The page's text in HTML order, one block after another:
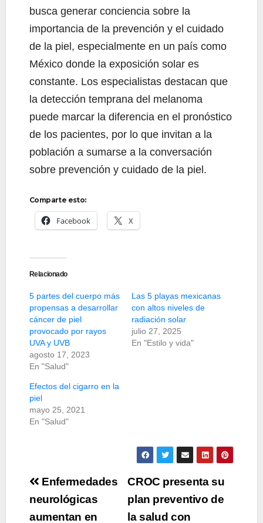
busca generar conciencia sobre la
importancia de la prevención y el cuidado
de la piel, especialmente en un país como
México donde la exposición solar es
constante. Los especialistas destacan que
la detección temprana del melanoma
puede marcar la diferencia en el pronóstico
de los pacientes, por lo que invitan a la
población a sumarse a la conversación
sobre prevención y cuidado de la piel.
Comparte esto:
Facebook X
Relacionado
5 partes del cuerpo más
propensas a desarrollar
cáncer de piel
provocado por rayos
UVA y UVB
agosto 17, 2023
En "Salud"
Las 5 playas mexicanas
con altos niveles de
radiación solar
julio 27, 2025
En "Estilo y vida"
Efectos del cigarro en la
piel
mayo 25, 2021
En "Salud"
Navegación
de
CROC presenta su
plan preventivo de
la salud con
Enfermedades
neurológicas
aumentan en